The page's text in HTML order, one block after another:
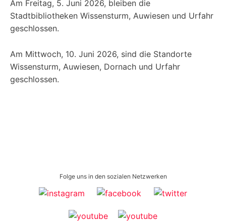
Am Freitag, 5. Juni 2026, bleiben die
Stadtbibliotheken Wissensturm, Auwiesen und Urfahr
geschlossen.
Am Mittwoch, 10. Juni 2026, sind die Standorte
Wissensturm, Auwiesen, Dornach und Urfahr
geschlossen.
Folge uns in den sozialen Netzwerken